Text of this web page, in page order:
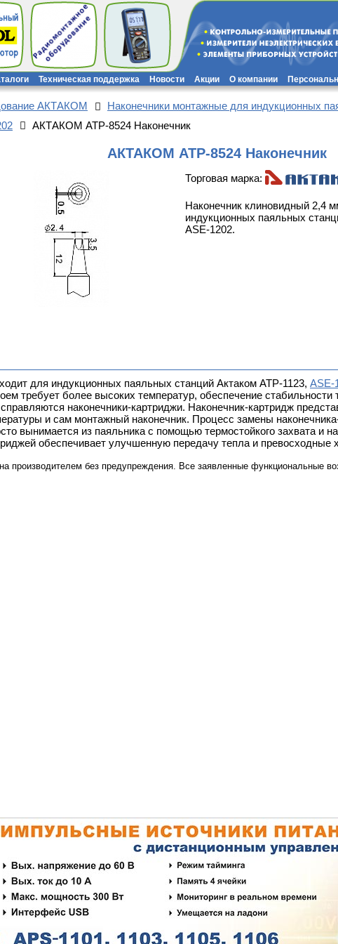
Техническая поддержка Новости Акции О компании
АКТАКОМ
Наконечники монтажные для индукционных
АКТАКОМ АТР-8524 Наконечник
АКТАКОМ АТР-8524 Наконечник
Торговая марка:
Наконечник клиновидный 2,4
индукционных паяльных
ASE-1202.
для индукционных паяльных станций Актаком АТР-1123, ASE-
требует более высоких температур, обеспечение
наконечники-картриджи. Наконечник-картридж
и сам монтажный наконечник. Процесс замены
вынимается из паяльника с помощью термостойкого захвата и
обеспечивает улучшенную передачу тепла и превосходные
производителем без предупреждения. Все заявленные функциональные